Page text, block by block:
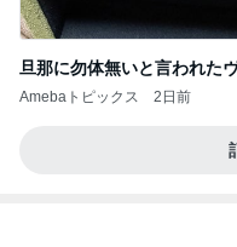
旦那に勿体無いと言われた
Amebaトピックス 2日前